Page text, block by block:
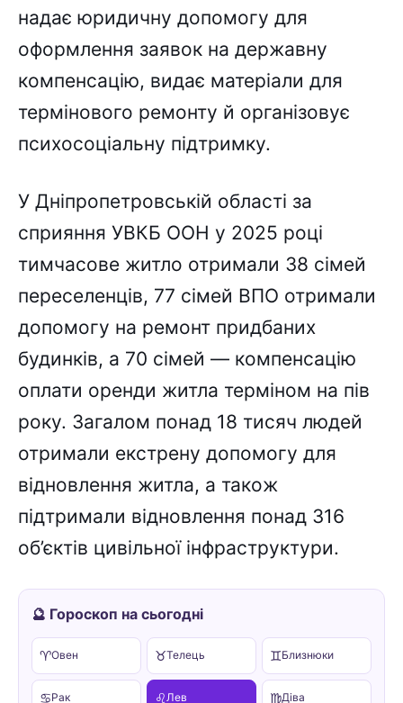
надає юридичну допомогу для
оформлення заявок на державну
компенсацію, видає матеріали для
термінового ремонту й організовує
психосоціальну підтримку.
У Дніпропетровській області за
сприяння УВКБ ООН у 2025 році
тимчасове житло отримали 38 сімей
переселенців, 77 сімей ВПО отримали
допомогу на ремонт придбаних
будинків, а 70 сімей — компенсацію
оплати оренди житла терміном на пів
року. Загалом понад 18 тисяч людей
отримали екстрену допомогу для
відновлення житла, а також
підтримали відновлення понад 316
об’єктів цивільної інфраструктури.
🔮 Гороскоп на сьогодні
♈Овен ♉Телець ♊Близнюки
♋Рак ♌Лев ♍Діва